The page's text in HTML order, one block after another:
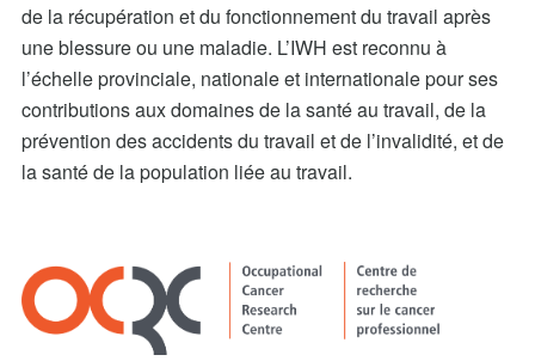
de la récupération et du fonctionnement du travail après
une blessure ou une maladie. L’IWH est reconnu à
l’échelle provinciale, nationale et internationale pour ses
contributions aux domaines de la santé au travail, de la
prévention des accidents du travail et de l’invalidité, et de
la santé de la population liée au travail.